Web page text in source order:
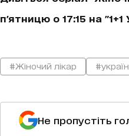
п'ятницю о 17:15 на "1+1
#Жіночий лікар
Не пропустіть